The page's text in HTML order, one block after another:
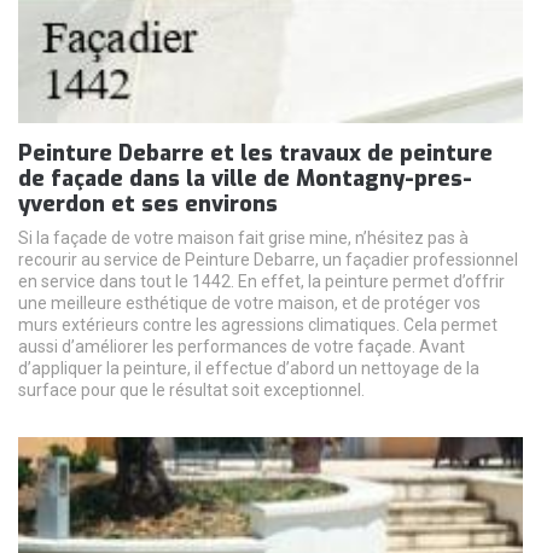
Peinture Debarre et les travaux de peinture
de façade dans la ville de Montagny-pres-
yverdon et ses environs
Si la façade de votre maison fait grise mine, n’hésitez pas à
recourir au service de Peinture Debarre, un façadier professionnel
en service dans tout le 1442. En effet, la peinture permet d’offrir
une meilleure esthétique de votre maison, et de protéger vos
murs extérieurs contre les agressions climatiques. Cela permet
aussi d’améliorer les performances de votre façade. Avant
d’appliquer la peinture, il effectue d’abord un nettoyage de la
surface pour que le résultat soit exceptionnel.